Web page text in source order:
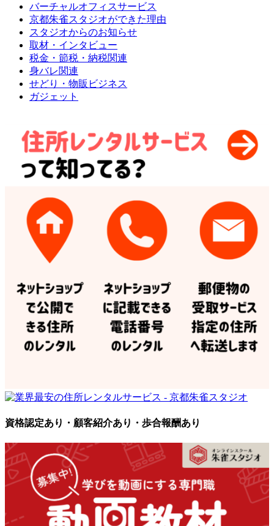
バーチャルオフィスサービス
京都朱雀スタジオができた理由
スタジオからのお知らせ
取材・インタビュー
税金・節税・納税関連
身バレ関連
せどり・物販ビジネス
ガジェット
資格認定あり・顧客紹介あり・歩合報酬あり